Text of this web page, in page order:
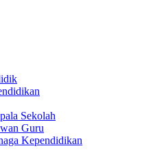
Sekolah
Guru
Kependidikan